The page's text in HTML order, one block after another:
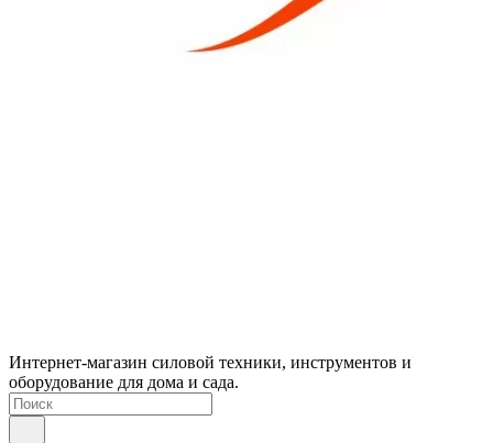
Интернет-магазин силовой техники, инструментов и
оборудование для дома и сада.